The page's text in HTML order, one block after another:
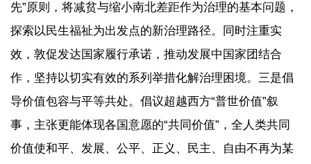
先”原则，将减贫与缩小南北差距作为治理的基本问题，
探索以民生福祉为出发点的新治理路径。同时注重实
效，敦促发达国家履行承诺，推动发展中国家团结合
作，坚持以切实有效的系列举措化解治理困境。三是倡
导价值包容与平等共处。倡议超越西方“普世价值”叙
事，主张更能体现各国意愿的“共同价值”，全人类共同
价值使和平、发展、公平、正义、民主、自由不再为某